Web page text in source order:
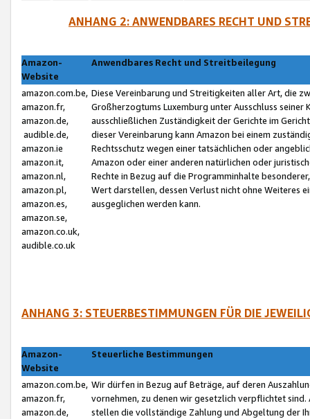
ANHANG 2: ANWENDBARES RECHT UND
Amazon-
Website
Anwendbares Recht und Streitbeilegung
amazon.com.be,
amazon.fr,
amazon.de,
audible.de,
amazon.ie
amazon.it,
amazon.nl,
amazon.pl,
amazon.es,
amazon.se,
amazon.co.uk,
audible.co.uk
Diese Vereinbarung und Streitigkeiten aller Art, die
Großherzogtums Luxemburg unter Ausschluss
ausschließlichen Zuständigkeit der Gerichte im
dieser Vereinbarung kann Amazon bei einem
Rechtsschutz wegen einer tatsächlichen oder
Amazon oder einer anderen natürlichen oder
Rechte in Bezug auf die Programminhalte
Wert darstellen, dessen Verlust nicht ohne Weiteres
ausgeglichen werden kann.
ANHANG 3: STEUERBESTIMMUNGEN FÜR DIE
Amazon-
Website
Steuerliche Bestimmungen
amazon.com.be,
amazon.fr,
amazon.de,
Wir dürfen in Bezug auf Beträge, auf deren
vornehmen, zu denen wir gesetzlich verpflichtet
stellen die vollständige Zahlung und Abgeltung der